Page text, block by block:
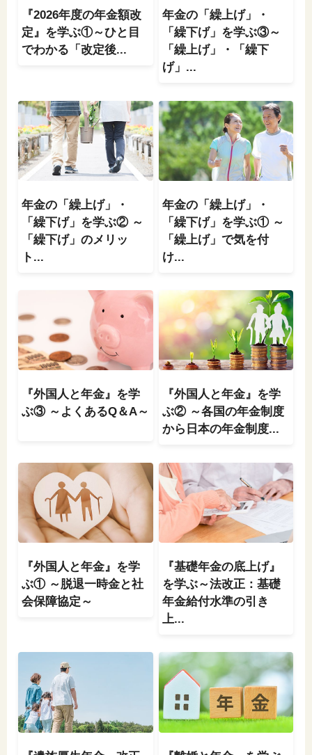
「暮らし」に関する記事
くらしすとについて
協会事業案内
プライバシーポリシー（個人情報保護方針）
サイトマップ
閉じる
『2026年度の年金額改
定』を学ぶ①～ひと目
でわかる「改定後...
年金の「繰上げ」・
「繰下げ」を学ぶ③～
「繰上げ」・「繰下
げ」...
年金の「繰上げ」・
「繰下げ」を学ぶ② ～
「繰下げ」のメリッ
ト...
年金の「繰上げ」・
「繰下げ」を学ぶ① ～
「繰上げ」で気を付
け...
『外国人と年金』を学
ぶ③ ～よくあるQ＆A～
『外国人と年金』を学
ぶ② ～各国の年金制度
から日本の年金制度...
『外国人と年金』を学
ぶ① ～脱退一時金と社
会保障協定～
『基礎年金の底上げ』
を学ぶ～法改正：基礎
年金給付水準の引き
上...